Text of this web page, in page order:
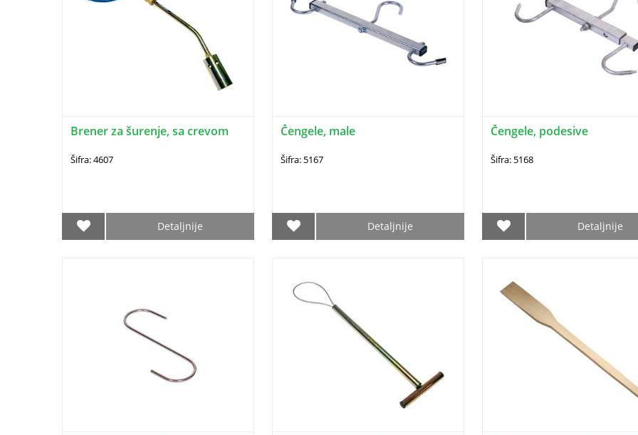
Brener za šurenje, sa crevom
Šifra: 4607
Detaljnije
Čengele, male
Šifra: 5167
Detaljnije
Čengele, podesive
Šifra: 5168
Detaljnije